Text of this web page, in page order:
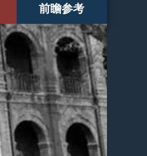
前瞻参考